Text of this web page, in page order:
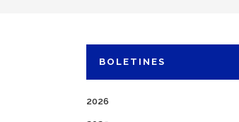
BOLETINES
2026